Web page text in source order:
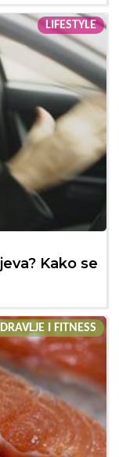
LIFESTYLE
Kako se
I FITNESS